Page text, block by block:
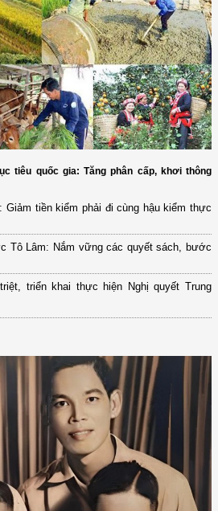
tiêu quốc gia: Tăng phân cấp, khơi thông
Giảm tiền kiểm phải đi cùng hậu kiểm thực
Tô Lâm: Nắm vững các quyết sách, bước
triển khai thực hiện Nghị quyết Trung